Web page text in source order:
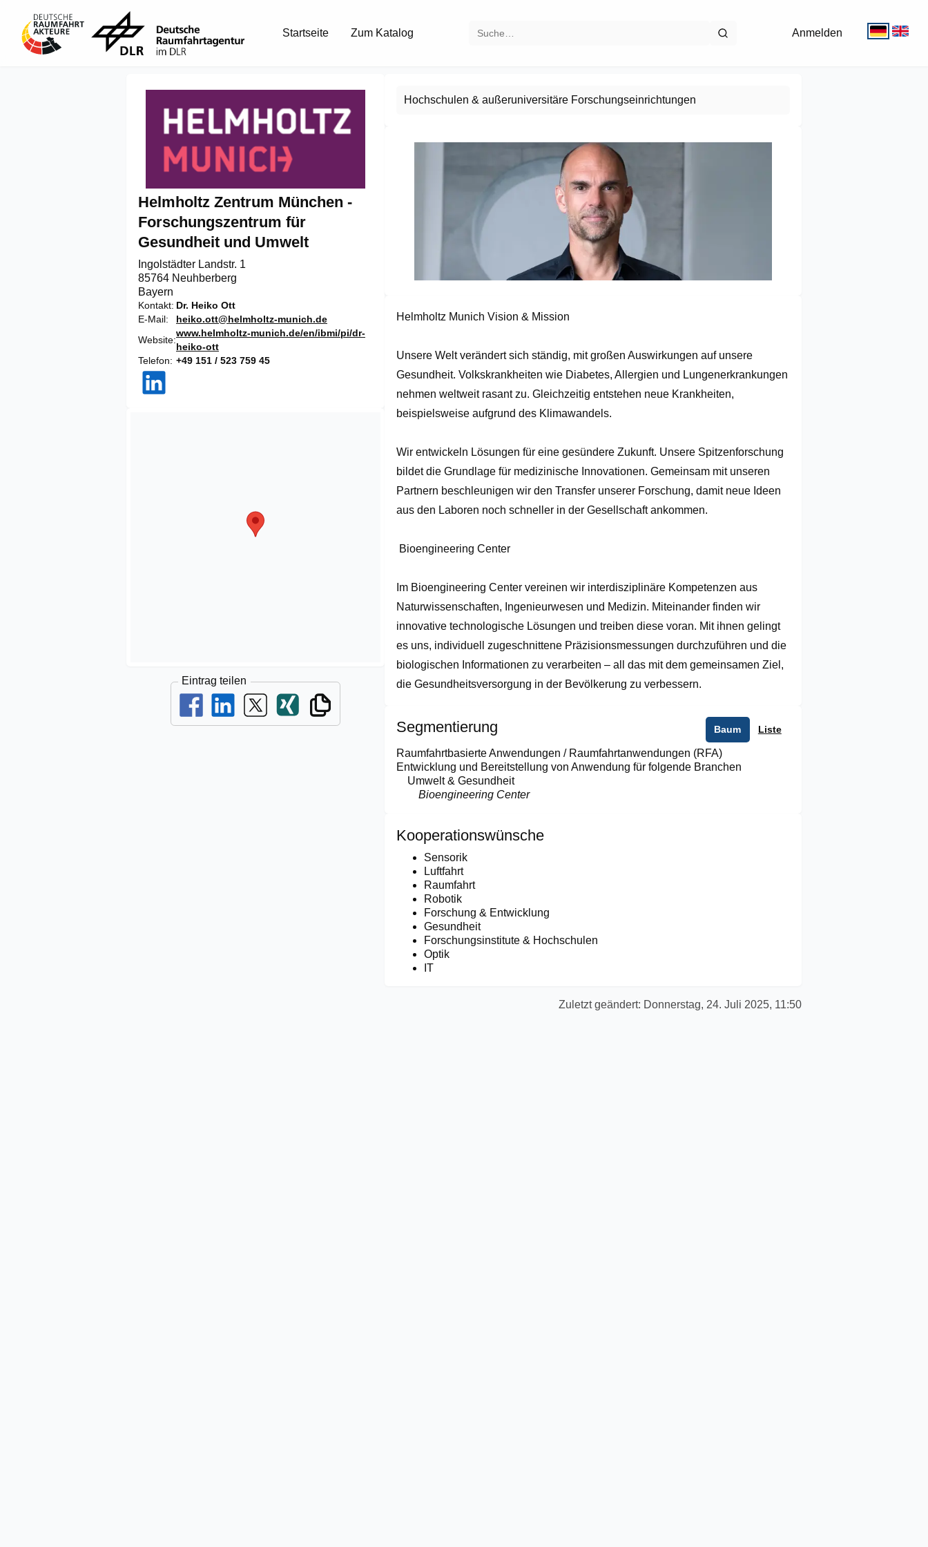
Startseite Zum Katalog Anmelden
Helmholtz Zentrum München -
Forschungszentrum für
Gesundheit und Umwelt
Ingolstädter Landstr. 1
85764 Neuhberberg
Bayern
Kontakt
Dr. Heiko Ott
E-Mail
heiko.ott@helmholtz-munich.de
Website
www.helmholtz-munich.de/en/ibmi/pi/dr-
heiko-ott
Telefon
+49 151 / 523 759 45
Eintrag teilen
Hochschulen & außeruniversitäre Forschungseinrichtungen
of
Helmholtz Munich Vision & Mission
Unsere Welt verändert sich ständig, mit großen Auswirkungen auf unsere
Gesundheit. Volkskrankheiten wie Diabetes, Allergien und Lungenerkrankungen
nehmen weltweit rasant zu. Gleichzeitig entstehen neue Krankheiten,
beispielsweise aufgrund des Klimawandels.
Wir entwickeln Lösungen für eine gesündere Zukunft. Unsere Spitzenforschung
bildet die Grundlage für medizinische Innovationen. Gemeinsam mit unseren
Partnern beschleunigen wir den Transfer unserer Forschung, damit neue Ideen
aus den Laboren noch schneller in der Gesellschaft ankommen.
Im Bioengineering Center vereinen wir interdisziplinäre Kompetenzen aus
Naturwissenschaften, Ingenieurwesen und Medizin. Miteinander finden wir
innovative technologische Lösungen und treiben diese voran. Mit ihnen gelingt
es uns, individuell zugeschnittene Präzisionsmessungen durchzuführen und die
biologischen Informationen zu verarbeiten – all das mit dem gemeinsamen Ziel,
die Gesundheitsversorgung in der Bevölkerung zu verbessern.
Segmentierung Baum Liste
Raumfahrtbasierte Anwendungen / Raumfahrtanwendungen (RFA)
Entwicklung und Bereitstellung von Anwendung für folgende Branchen
Umwelt & Gesundheit
Bioengineering Center
Kooperationswünsche
Sensorik
Luftfahrt
Raumfahrt
Robotik
Forschung & Entwicklung
Gesundheit
Forschungsinstitute & Hochschulen
Optik
IT
Zuletzt geändert: Donnerstag, 24. Juli 2025, 11:50